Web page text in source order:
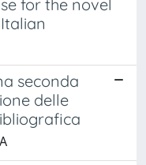
for the novel
seconda
delle